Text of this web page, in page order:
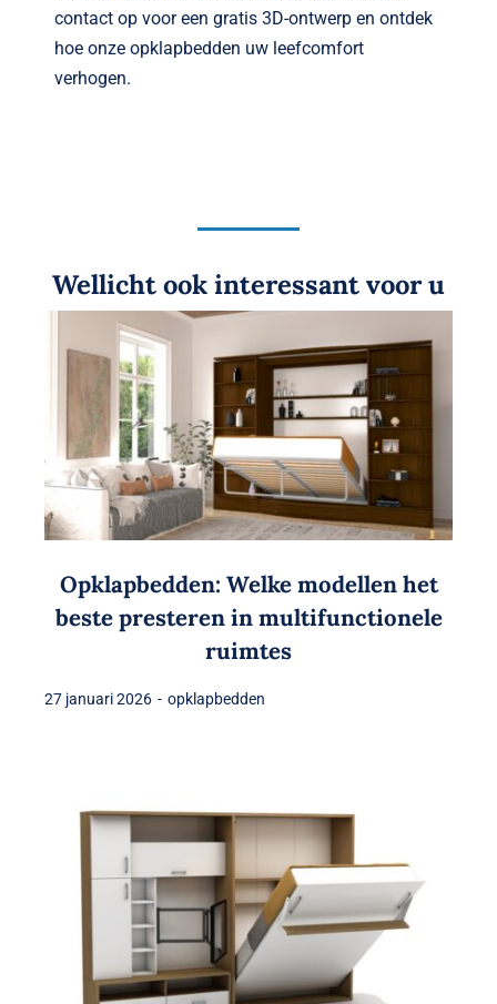
contact op voor een gratis 3D-ontwerp en ontdek
hoe onze opklapbedden uw leefcomfort
verhogen.
Wellicht ook interessant voor u
Opklapbedden: Welke modellen het
beste presteren in multifunctionele
ruimtes
27 januari 2026 - opklapbedden